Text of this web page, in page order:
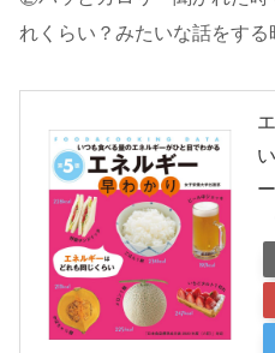
れくらい？みたいな話をする